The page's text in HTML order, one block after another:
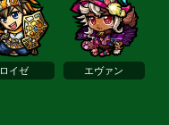
ロイゼ エヴァン